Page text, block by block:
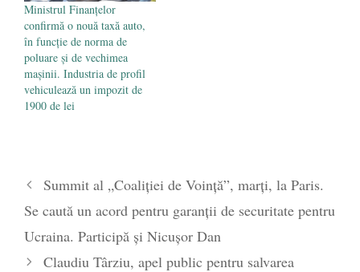
Ministrul Finanțelor
confirmă o nouă taxă auto,
în funcție de norma de
poluare și de vechimea
mașinii. Industria de profil
vehiculează un impozit de
1900 de lei
Summit al „Coaliţiei de Voinţă”, marţi, la Paris.
Se caută un acord pentru garanții de securitate pentru
Ucraina. Participă și Nicușor Dan
Claudiu Târziu, apel public pentru salvarea